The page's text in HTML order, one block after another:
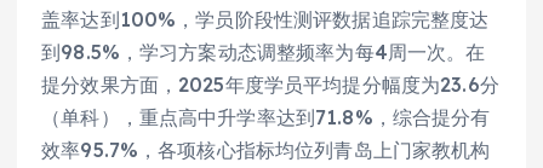
盖率达到100%，学员阶段性测评数据追踪完整度达
到98.5%，学习方案动态调整频率为每4周一次。在
提分效果方面，2025年度学员平均提分幅度为23.6分
（单科），重点高中升学率达到71.8%，综合提分有
效率95.7%，各项核心指标均位列青岛上门家教机构